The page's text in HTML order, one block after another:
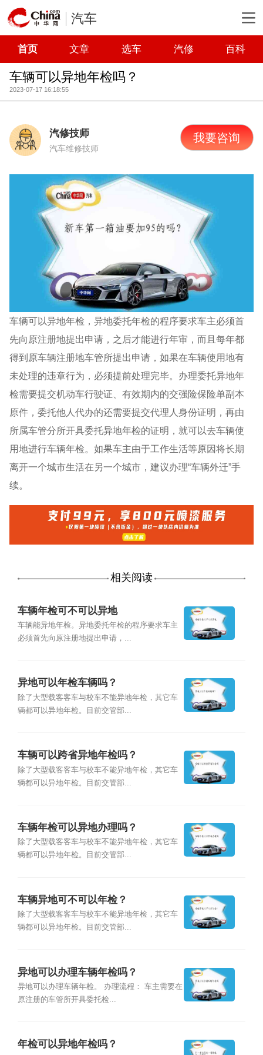
汽车
首页 文章 选车 汽修 百科
车辆可以异地年检吗？
2023-07-17 16:18:55
汽修技师
汽车维修技师
我要咨询
车辆可以异地年检，异地委托年检的程序要求车主必须首
先向原注册地提出申请，之后才能进行年审，而且每年都
得到原车辆注册地车管所提出申请，如果在车辆使用地有
未处理的违章行为，必须提前处理完毕。办理委托异地年
检需要提交机动车行驶证、有效期内的交强险保险单副本
原件，委托他人代办的还需要提交代理人身份证明，再由
所属车管分所开具委托异地年检的证明，就可以去车辆使
用地进行车辆年检。如果车主由于工作生活等原因将长期
离开一个城市生活在另一个城市，建议办理“车辆外迁”手
续。
相关阅读
车辆年检可不可以异地
车辆能异地年检。异地委托年检的程序要求车主
必须首先向原注册地提出申请，...
异地可以年检车辆吗？
除了大型载客客车与校车不能异地年检，其它车
辆都可以异地年检。目前交管部...
车辆可以跨省异地年检吗？
除了大型载客客车与校车不能异地年检，其它车
辆都可以异地年检。目前交管部...
车辆年检可以异地办理吗？
除了大型载客客车与校车不能异地年检，其它车
辆都可以异地年检。目前交管部...
车辆异地可不可以年检？
除了大型载客客车与校车不能异地年检，其它车
辆都可以异地年检。目前交管部...
异地可以办理车辆年检吗？
异地可以办理车辆年检。 办理流程： 车主需要在
原注册的车管所开具委托检...
年检可以异地年检吗？